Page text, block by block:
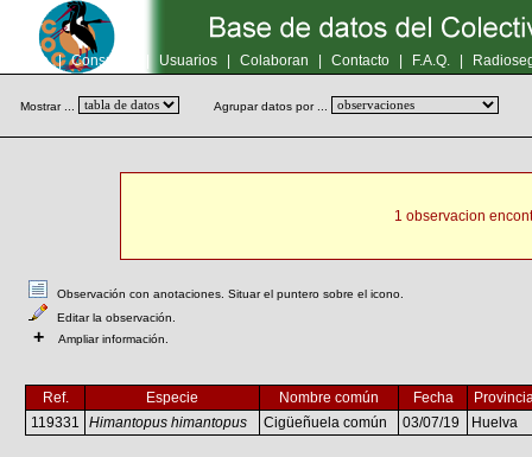
Inicio | Consultas Usuarios Colaboran Contacto F.A.Q.
Mostrar ... Agrupar datos por ...
1 observacion
Observación con anotaciones. Situar el puntero sobre el icono.
Editar la observación.
+ Ampliar información.
Ref. Especie Nombre común Fecha
119331
Himantopus himantopus Cigüeñuela común 03/07/19 Huelva